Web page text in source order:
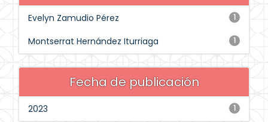
1
Evelyn Zamudio Pérez
1
Montserrat Hernández Iturriaga
Fecha de publicación
1
2023